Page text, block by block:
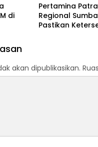
di
Pertamina
Regional
Pastikan
akan dipublikasikan.